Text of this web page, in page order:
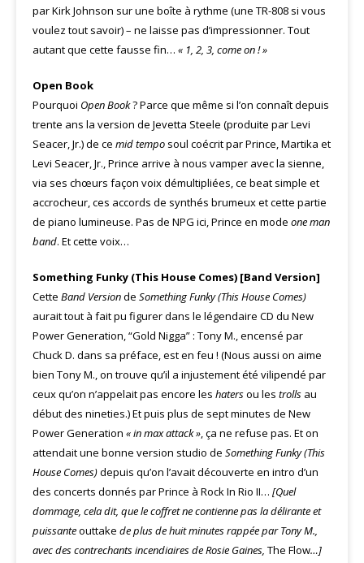
par Kirk Johnson sur une boîte à rythme (une TR-808 si vous
voulez tout savoir) – ne laisse pas d’impressionner. Tout
autant que cette fausse fin… « 1, 2, 3, come on ! »
Open Book
Pourquoi Open Book? Parce que même si l’on connaît depuis
trente ans la version de Jevetta Steele (produite par Levi
Seacer, Jr.) de ce mid tempo soul coécrit par Prince, Martika et
Levi Seacer, Jr., Prince arrive à nous vamper avec la sienne,
via ses chœurs façon voix démultipliées, ce beat simple et
accrocheur, ces accords de synthés brumeux et cette partie
de piano lumineuse. Pas de NPG ici, Prince en mode one man
band. Et cette voix…
Something Funky (This House Comes) [Band Version]
Cette Band Versionde Something Funky (This House Comes)
aurait tout à fait pu figurer dans le légendaire CD du New
Power Generation, “Gold Nigga” : Tony M., encensé par
Chuck D. dans sa préface, est en feu ! (Nous aussi on aime
bien Tony M., on trouve qu’il a injustement été vilipendé par
ceux qu’on n’appelait pas encore les hatersou les trolls au
début des nineties.) Et puis plus de sept minutes de New
Power Generation « in max attack », ça ne refuse pas. Et on
attendait une bonne version studio de Something Funky (This
House Comes)depuis qu’on l’avait découverte en intro d’un
des concerts donnés par Prince à Rock In Rio II… [Quel
dommage, cela dit, que le coffret ne contienne pas la délirante et
puissanteouttake de plus de huit minutes rappée par Tony M.,
avec des contrechants incendiaires de Rosie Gaines, The Flow…]